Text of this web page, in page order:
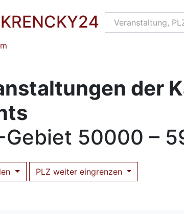
KRENCKY24
der
Gebiet 50000 –
PLZ weiter eingrenzen